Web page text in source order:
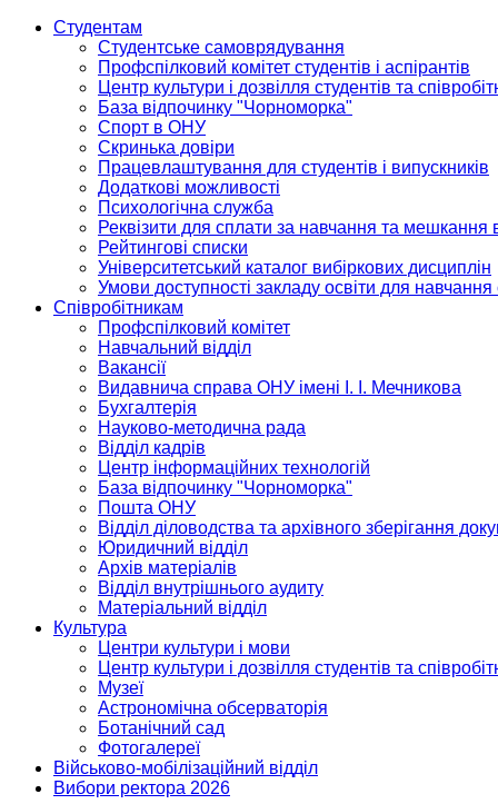
Студентам
Студентське самоврядування
Профспілковий комітет студентів і аспірантів
Центр культури і дозвілля студентів та
База відпочинку "Чорноморка"
Спорт в ОНУ
Скринька довіри
Працевлаштування для студентів і випускників
Додаткові можливості
Психологічна служба
Реквізити для сплати за навчання та мешкання
Рейтингові списки
Університетський каталог вибіркових дисциплін
Умови доступності закладу освіти для
Співробітникам
Профспілковий комітет
Навчальний відділ
Вакансії
Видавнича справа ОНУ імені І. І. Мечникова
Бухгалтерія
Науково-методична рада
Відділ кадрів
Центр інформаційних технологій
База відпочинку "Чорноморка"
Пошта ОНУ
Відділ діловодства та архівного зберігання
Юридичний відділ
Архів матеріалів
Відділ внутрішнього аудиту
Матеріальний відділ
Культура
Центри культури і мови
Центр культури і дозвілля студентів та
Музеї
Астрономічна обсерваторія
Ботанічний сад
Фотогалереї
Військово-мобілізаційний відділ
Вибори ректора 2026